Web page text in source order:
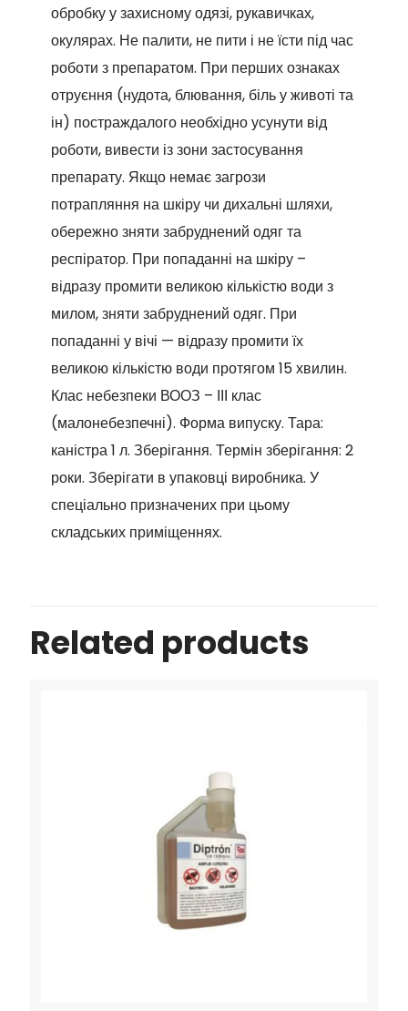
обробку у захисному одязі, рукавичках,
окулярах. Не палити, не пити і не їсти під час
роботи з препаратом. При перших ознаках
отруєння (нудота, блювання, біль у животі та
ін) постраждалого необхідно усунути від
роботи, вивести із зони застосування
препарату. Якщо немає загрози
потрапляння на шкіру чи дихальні шляхи,
обережно зняти забруднений одяг та
респіратор. При попаданні на шкіру –
відразу промити великою кількістю води з
милом, зняти забруднений одяг. При
попаданні у вічі — відразу промити їх
великою кількістю води протягом 15 хвилин.
Клас небезпеки ВООЗ – ІІІ клас
(малонебезпечні). Форма випуску. Тара:
каністра 1 л. Зберігання. Термін зберігання: 2
роки. Зберігати в упаковці виробника. У
спеціально призначених при цьому
складських приміщеннях.
Related products